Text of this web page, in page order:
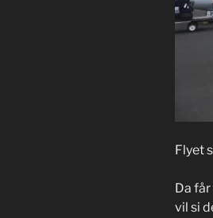
Flyet
Da
vil si